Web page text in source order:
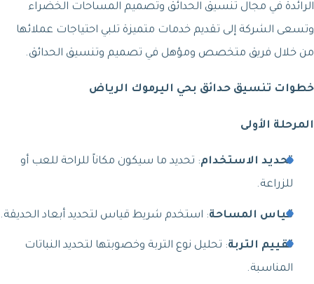
الرائدة في مجال تنسيق الحدائق وتصميم المساحات الخضراء
وتسعى الشركة إلى تقديم خدمات متميزة تلبي احتياجات عملائها
من خلال فريق متخصص ومؤهل في تصميم وتنسيق الحدائق.
خطوات تنسيق حدائق بحي اليرموك الرياض
المرحلة الأولى
تحديد الاستخدام: تحديد ما سيكون مكاناً للراحة للعب أو
للزراعة.
قياس المساحة: استخدم شريط قياس لتحديد أبعاد الحديقة.
تقييم التربة: تحليل نوع التربة وخصوبتها لتحديد النباتات
المناسبة.